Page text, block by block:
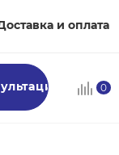
и оплата
0